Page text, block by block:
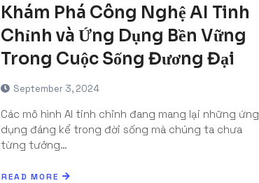
Khám Phá Công Nghệ AI Tinh
Chỉnh và Ứng Dụng Bền Vững
Trong Cuộc Sống Đương Đại
September 3, 2024
Các mô hình AI tinh chỉnh đang mang lại những ứng
dụng đáng kể trong đời sống mà chúng ta chưa
từng tưởng…
READ MORE